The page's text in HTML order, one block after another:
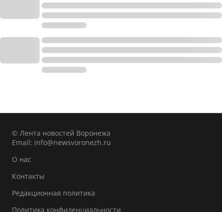
© Лента новостей Воронежа
Email: info@newsvoronezh.ru
О нас
Контакты
Редакционная политика
Политика конфиденциальности